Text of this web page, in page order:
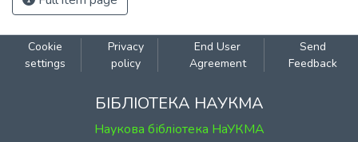
Cookie
settings
Privacy
policy
End User
Agreement
Send
Feedback
БІБЛІОТЕКА НАУКМА
Наукова бібліотека НаУКМА